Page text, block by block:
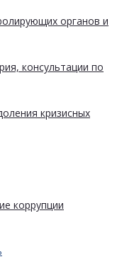
органов и
консультации по
кризисных
коррупции